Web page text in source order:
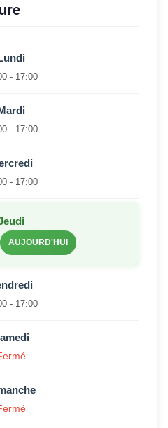
- 17:00
- 17:00
- 17:00
AUJOURD'HUI
- 17:00